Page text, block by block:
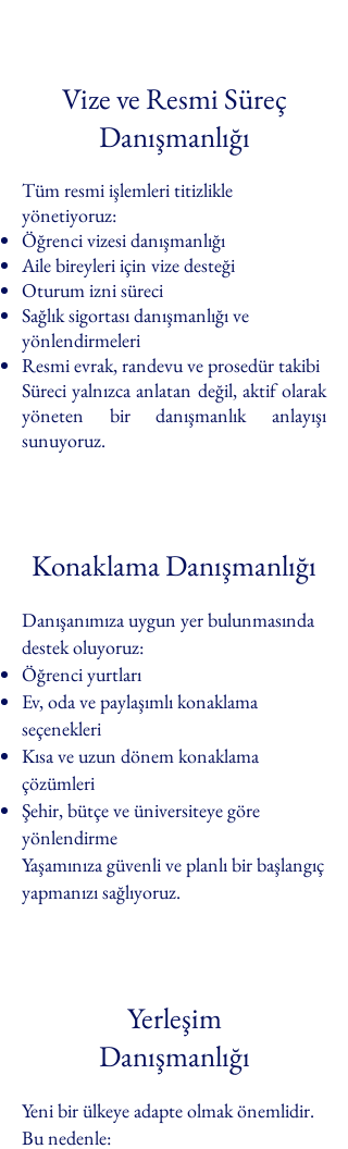
Vize ve Resmi Süreç
Danışmanlığı
Tüm resmi işlemleri titizlikle
yönetiyoruz:
Öğrenci vizesi danışmanlığı
Aile bireyleri için vize desteği
Oturum izni süreci
Sağlık sigortası danışmanlığı ve
yönlendirmeleri
Resmi evrak, randevu ve prosedür takibi
Süreci yalnızca anlatan değil, aktif olarak
yöneten bir danışmanlık anlayışı
sunuyoruz.
Konaklama Danışmanlığı
Danışanımıza uygun yer bulunmasında
destek oluyoruz:
Öğrenci yurtları
Ev, oda ve paylaşımlı konaklama
seçenekleri
Kısa ve uzun dönem konaklama
çözümleri
Şehir, bütçe ve üniversiteye göre
yönlendirme
Yaşamınıza güvenli ve planlı bir başlangıç
yapmanızı sağlıyoruz.
Yerleşim
Danışmanlığı
Yeni bir ülkeye adapte olmak önemlidir.
Bu nedenle: